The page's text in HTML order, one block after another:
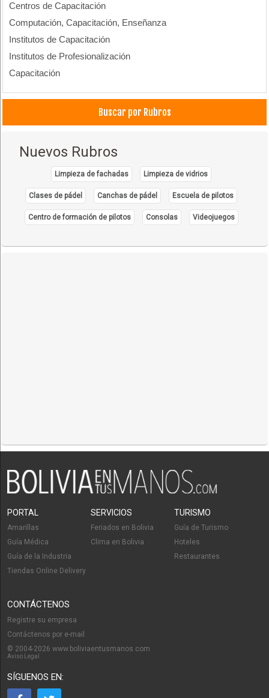
Centros de Capacitación
Computación, Capacitación, Enseñanza
Institutos de Capacitación
Institutos de Profesionalización
Capacitación
Buscar por Rubros
Nuevos Rubros
Limpieza de fachadas Limpieza de vidrios
Clases de pádel Canchas de pádel Escuela de pilotos
Centro de formación de pilotos Consolas Videojuegos
PORTAL
Amarillas
Guía Médica
Guía de la Industria
Tiendas Online Delivery
SERVICIOS
Feriados en Bolivia
Clima en Bolivia
TURISMO
Guía de Turismo
Hoteles
Restaurantes
CONTÁCTENOS
Registre su empresa
Contáctenos por e-mail
© 2004-2026 www.boliviaentusmanos.com
Aviso Legal
SÍGUENOS EN: